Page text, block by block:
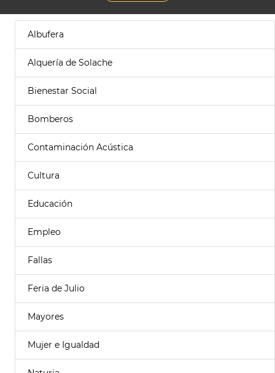
Albufera
Alquería de Solache
Bienestar Social
Bomberos
Contaminación Acústica
Cultura
Educación
Empleo
Fallas
Feria de Julio
Mayores
Mujer e Igualdad